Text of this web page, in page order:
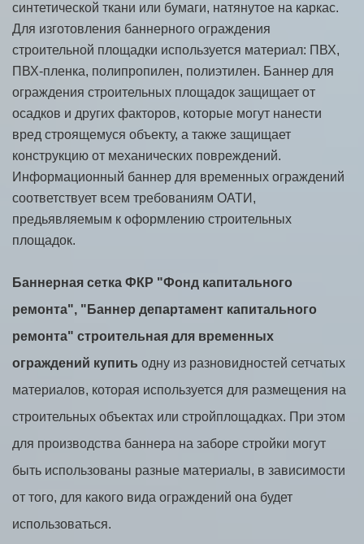
синтетической ткани или бумаги, натянутое на каркас.
Для изготовления баннерного ограждения
строительной площадки используется материал: ПВХ,
ПВХ-пленка, полипропилен, полиэтилен. Баннер для
ограждения строительных площадок защищает от
осадков и других факторов, которые могут нанести
вред строящемуся объекту, а также защищает
конструкцию от механических повреждений.
Информационный баннер для временных ограждений
соответствует всем требованиям ОАТИ,
предьявляемым к оформлению строительных
площадок.
Баннерная сетка ФКР "Фонд капитального
ремонта", "Баннер департамент капитального
ремонта" строительная для временных
ограждений купить одну из разновидностей сетчатых
материалов, которая используется для размещения на
строительных объектах или стройплощадках. При этом
для производства баннера на заборе стройки могут
быть использованы разные материалы, в зависимости
от того, для какого вида ограждений она будет
использоваться.